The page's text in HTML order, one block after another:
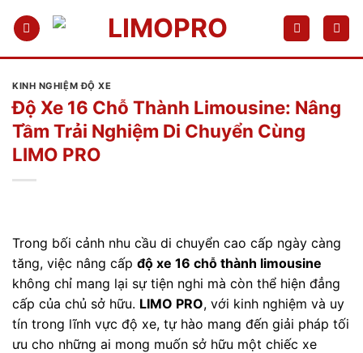
qua
KINH NGHIỆM ĐỘ XE
Độ Xe 16 Chỗ Thành Limousine: Nâng
Tầm Trải Nghiệm Di Chuyển Cùng
LIMO PRO
Trong bối cảnh nhu cầu di chuyển cao cấp ngày càng
tăng, việc nâng cấp độ xe 16 chỗ thành limousine
không chỉ mang lại sự tiện nghi mà còn thể hiện đẳng
cấp của chủ sở hữu. LIMO PRO, với kinh nghiệm và uy
tín trong lĩnh vực độ xe, tự hào mang đến giải pháp tối
ưu cho những ai mong muốn sở hữu một chiếc xe